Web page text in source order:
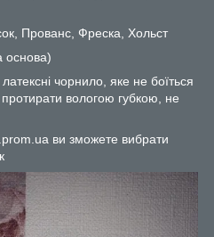
Прованс, Фреска, Хольст
основа)
чорнило, яке не боїться
вологою губкою, не
ви зможете вибрати